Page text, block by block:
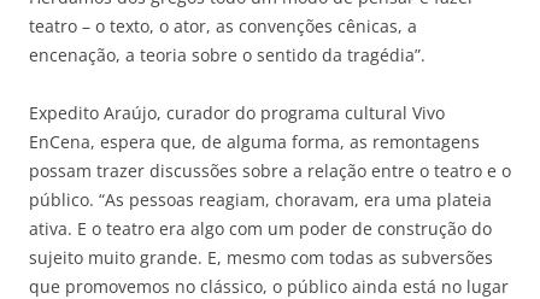
teatro – o texto, o ator, as convenções cênicas, a
encenação, a teoria sobre o sentido da tragédia”.
Expedito Araújo, curador do programa cultural Vivo
EnCena, espera que, de alguma forma, as remontagens
possam trazer discussões sobre a relação entre o teatro e o
público. “As pessoas reagiam, choravam, era uma plateia
ativa. E o teatro era algo com um poder de construção do
sujeito muito grande. E, mesmo com todas as subversões
que promovemos no clássico, o público ainda está no lugar